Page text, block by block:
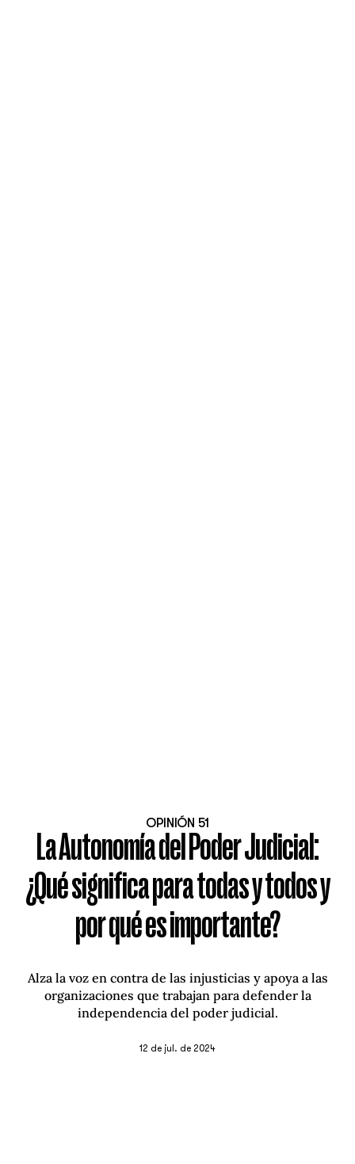
OPINIÓN 51
La Autonomía del Poder Judicial:
¿Qué significa para todas y todos y
por qué es importante?
Alza la voz en contra de las injusticias y apoya a las
organizaciones que trabajan para defender la
independencia del poder judicial.
12 de jul. de 2024